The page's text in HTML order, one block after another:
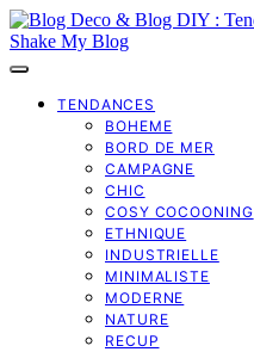
TENDANCES
BOHEME
BORD DE MER
CAMPAGNE
CHIC
COSY COCOONING
ETHNIQUE
INDUSTRIELLE
MINIMALISTE
MODERNE
NATURE
RECUP